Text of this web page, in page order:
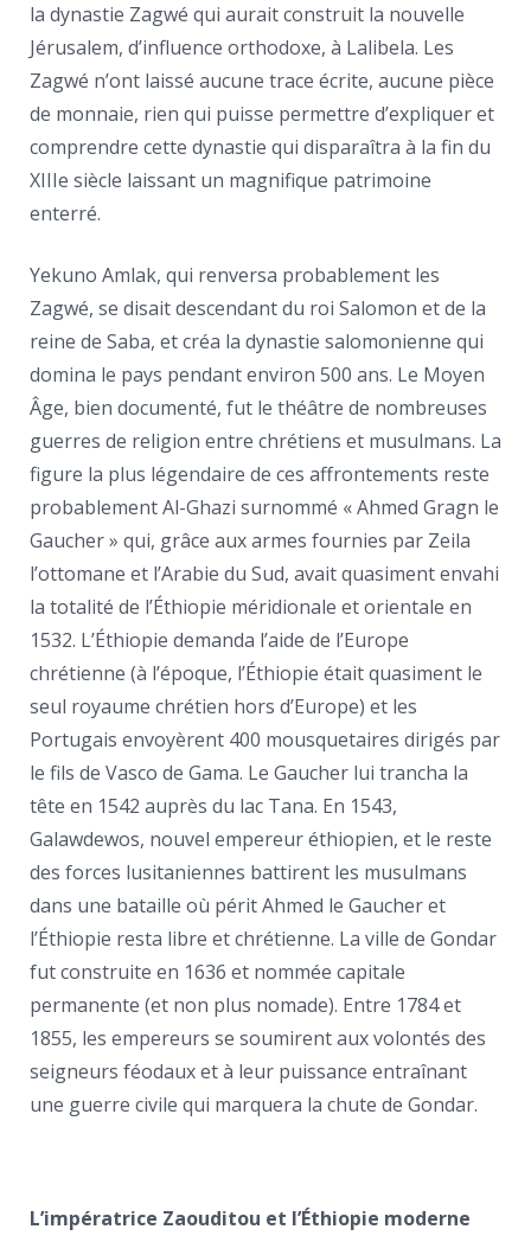
la dynastie Zagwé qui aurait construit la nouvelle
Jérusalem, d’influence orthodoxe, à Lalibela. Les
Zagwé n’ont laissé aucune trace écrite, aucune pièce
de monnaie, rien qui puisse permettre d’expliquer et
comprendre cette dynastie qui disparaîtra à la fin du
XIIIe siècle laissant un magnifique patrimoine
enterré.
Yekuno Amlak, qui renversa probablement les
Zagwé, se disait descendant du roi Salomon et de la
reine de Saba, et créa la dynastie salomonienne qui
domina le pays pendant environ 500 ans. Le Moyen
Âge, bien documenté, fut le théâtre de nombreuses
guerres de religion entre chrétiens et musulmans. La
figure la plus légendaire de ces affrontements reste
probablement Al-Ghazi surnommé « Ahmed Gragn le
Gaucher » qui, grâce aux armes fournies par Zeila
l’ottomane et l’Arabie du Sud, avait quasiment envahi
la totalité de l’Éthiopie méridionale et orientale en
1532. L’Éthiopie demanda l’aide de l’Europe
chrétienne (à l’époque, l’Éthiopie était quasiment le
seul royaume chrétien hors d’Europe) et les
Portugais envoyèrent 400 mousquetaires dirigés par
le fils de Vasco de Gama. Le Gaucher lui trancha la
tête en 1542 auprès du lac Tana. En 1543,
Galawdewos, nouvel empereur éthiopien, et le reste
des forces lusitaniennes battirent les musulmans
dans une bataille où périt Ahmed le Gaucher et
l’Éthiopie resta libre et chrétienne. La ville de Gondar
fut construite en 1636 et nommée capitale
permanente (et non plus nomade). Entre 1784 et
1855, les empereurs se soumirent aux volontés des
seigneurs féodaux et à leur puissance entraînant
une guerre civile qui marquera la chute de Gondar.
L’impératrice Zaouditou et l’Éthiopie moderne